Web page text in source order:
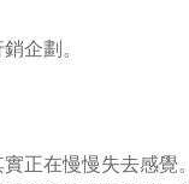
企劃。
正在慢慢失去感覺。